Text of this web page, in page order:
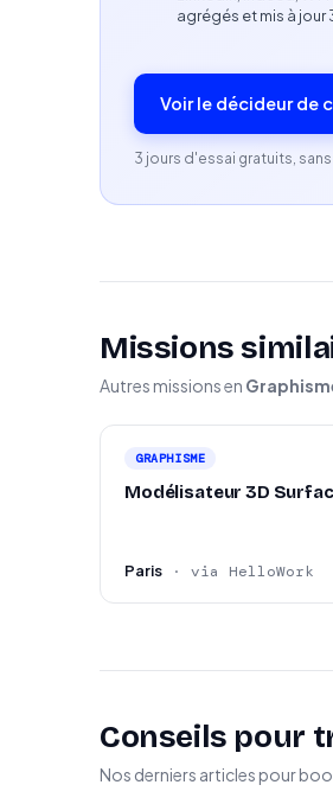
Expertise en
Capacité à produire
Sens de la direction
Autonomie et capacité
Capacité à collaborer
Sensibilité à l'univers
agrégés et mis à jour
Voir le décideur de
3 jours d'essai gratuits,
Missions
Autres missions en
GRAPHISME
Modélisateur 3D
Paris · via HelloWork
Conseils pour
Nos derniers articles pour